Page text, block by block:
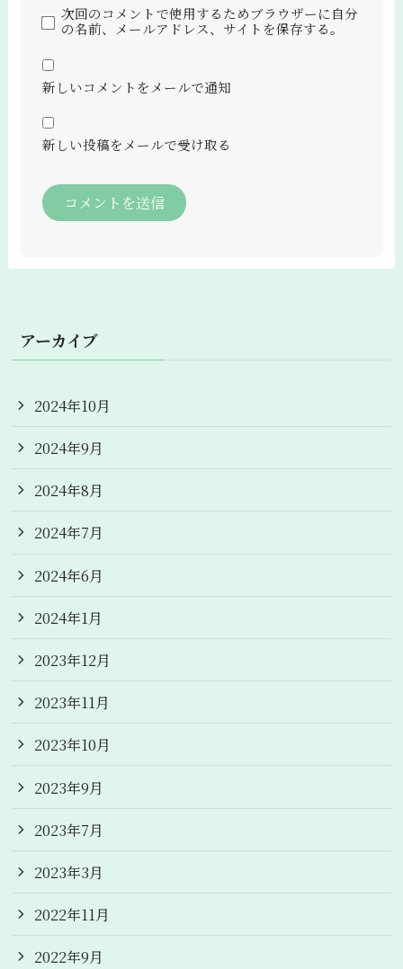
次回のコメントで使用するためブラウザーに自分
の名前、メールアドレス、サイトを保存する。
新しいコメントをメールで通知
新しい投稿をメールで受け取る
アーカイブ
2024年10月
2024年9月
2024年8月
2024年7月
2024年6月
2024年1月
2023年12月
2023年11月
2023年10月
2023年9月
2023年7月
2023年3月
2022年11月
2022年9月